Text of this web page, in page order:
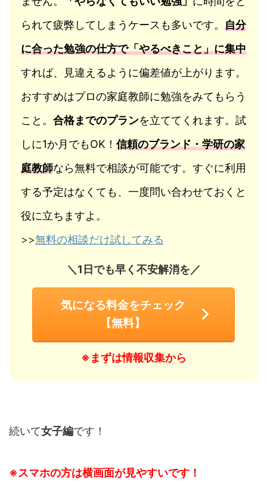
られて疲弊してしまうケースも多いです。 自分
に合った勉強の仕方で「やるべきこと」に集中
すれば、見違えるように偏差値が上がります。
おすすめはプロの家庭教師に勉強をみてもらう
こと。 合格までのプランを立ててくれます。試
しに1か月でもOK！ 信頼のブランド・学研の家
庭教師なら無料で相談が可能です。すぐに利用
する予定はなくても、一度問い合わせておくと
役に立ちますよ。
>>無料の相談だけ試してみる
＼1日でも早く不安解消を／
気になる料金をチェック
【無料】
※まずは情報収集から
続いて女子編です！
※スマホの方は横画面が見やすいです！